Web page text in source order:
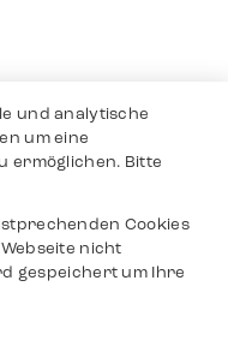
und analytische
um eine
ermöglichen. Bitte
Cookies
nicht
gespeichert um Ihre